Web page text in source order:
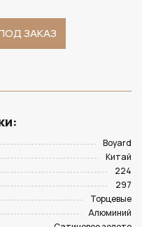
ЗАКАЗ
Boyard
Китай
224
297
Торцевые
Алюминий